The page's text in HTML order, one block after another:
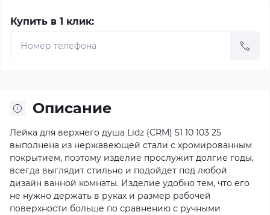
Купить в 1 клик:
Описание
Лейка для верхнего душа Lidz (CRM) 51 10 103 25
выполнена из нержавеющей стали с хромированным
покрытием, поэтому изделие прослужит долгие годы,
всегда выглядит стильно и подойдет под любой
дизайн ванной комнаты. Изделие удобно тем, что его
не нужно держать в руках и размер рабочей
поверхности больше по сравнению с ручными